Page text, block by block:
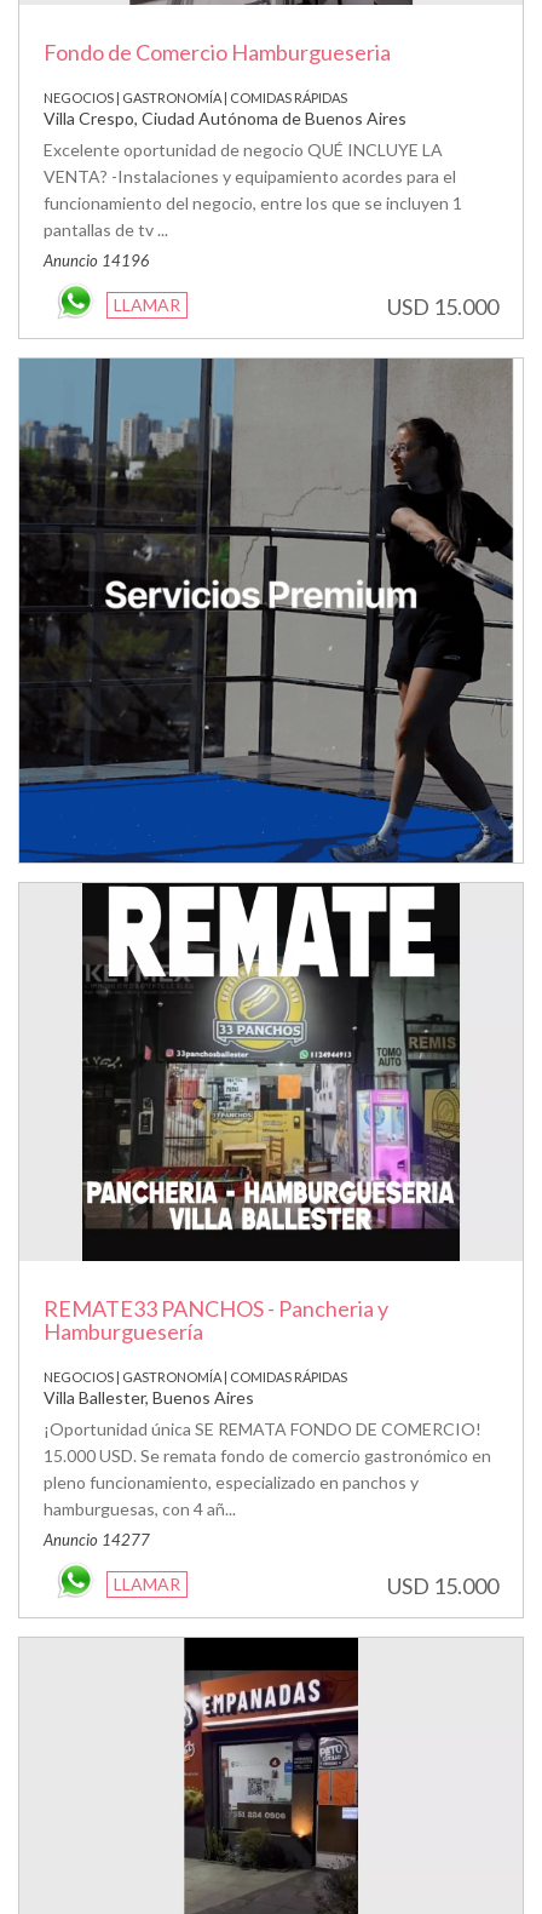
Fondo de Comercio Hamburgueseria
NEGOCIOS | GASTRONOMÍA | COMIDAS RÁPIDAS
Villa Crespo, Ciudad Autónoma de Buenos Aires
Excelente oportunidad de negocio QUÉ INCLUYE LA
VENTA? -Instalaciones y equipamiento acordes para el
funcionamiento del negocio, entre los que se incluyen 1
pantallas de tv ...
Anuncio 14196
LLAMAR USD 15.000
REMATE33 PANCHOS - Pancheria y
Hamburguesería
NEGOCIOS | GASTRONOMÍA | COMIDAS RÁPIDAS
Villa Ballester, Buenos Aires
¡Oportunidad única SE REMATA FONDO DE COMERCIO!
15.000 USD. Se remata fondo de comercio gastronómico en
pleno funcionamiento, especializado en panchos y
hamburguesas, con 4 añ...
Anuncio 14277
LLAMAR USD 15.000